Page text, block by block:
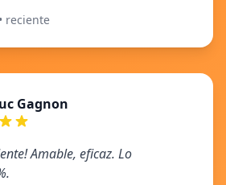
reciente
Gagnon
Amable, eficaz. Lo